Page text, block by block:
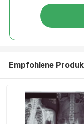
Empfohlene